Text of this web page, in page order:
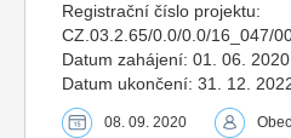
Registrační číslo projektu:
CZ.03.2.65/0.0/0.0/16_047/
Datum zahájení: 01. 06. 2020
Datum ukončení: 31. 12.
08. 09. 2020